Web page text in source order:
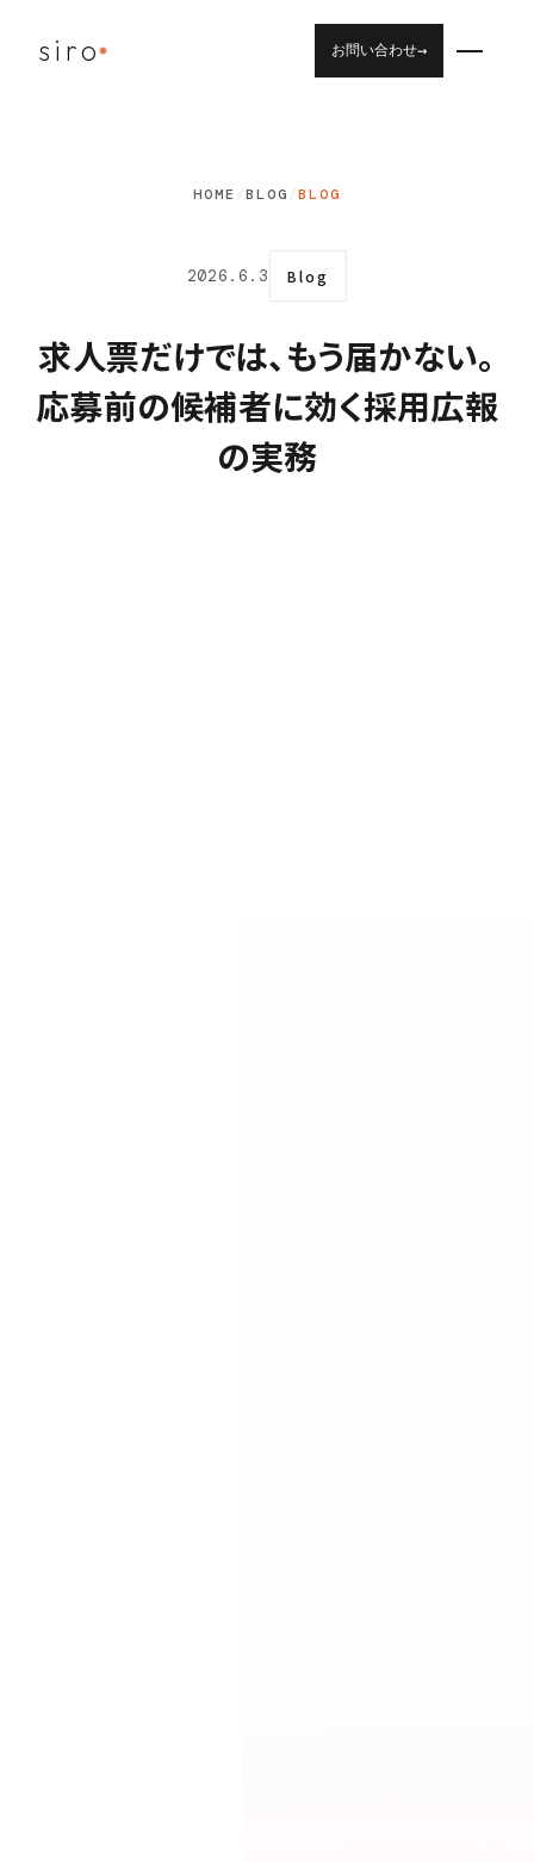
siro お問い合わせ→
HOME /BLOG /BLOG
2026.6.3 Blog
求人票だけでは、もう届かない。
応募前の候補者に効く採用広報
の実務